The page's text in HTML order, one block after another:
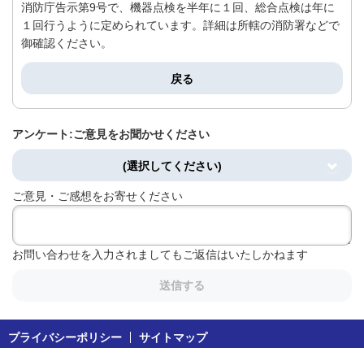
消防庁告示第9号で、機器点検を半年に１回、総合点検は年に
１回行うように定められています。詳細は所轄の消防署などで
御確認ください。
戻る
アンケート:ご意見をお聞かせください
(選択してください)
ご意見・ご感想をお寄せください
お問い合わせを入力されましてもご返信はいたしかねます
送信する
プライバシーポリシー サイトマップ